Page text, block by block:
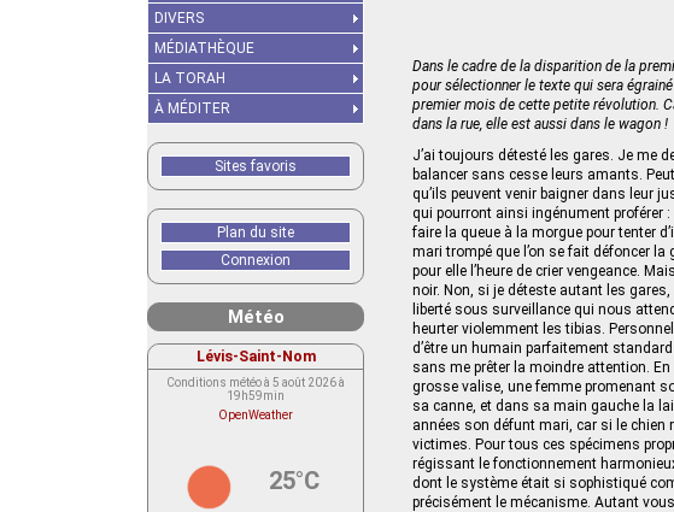
Dans le cadre de la disparition de la
pour sélectionner le texte qui sera
premier mois de cette petite révolution.
dans la rue, elle est aussi dans le wagon !
J’ai toujours détesté les gares. Je me
balancer sans cesse leurs amants.
qu’ils peuvent venir baigner dans leur
qui pourront ainsi ingénument proférer
faire la queue à la morgue pour tenter
mari trompé que l’on se fait défoncer
pour elle l’heure de crier vengeance.
noir. Non, si je déteste autant les
liberté sous surveillance qui nous
heurter violemment les tibias.
d’être un humain parfaitement
sans me prêter la moindre attention.
grosse valise, une femme promenant
sa canne, et dans sa main gauche la
années son défunt mari, car si le
victimes. Pour tous ces spécimens
régissant le fonctionnement
dont le système était si sophistiqué
précisément le mécanisme. Autant
DIVERS
MÉDIATHÈQUE
LA TORAH
À MÉDITER
Sites favoris
Plan du site
Connexion
Météo
Lévis-Saint-Nom
Conditions météo à 5 août 2026 à
19h59min
OpenWeather
25°C